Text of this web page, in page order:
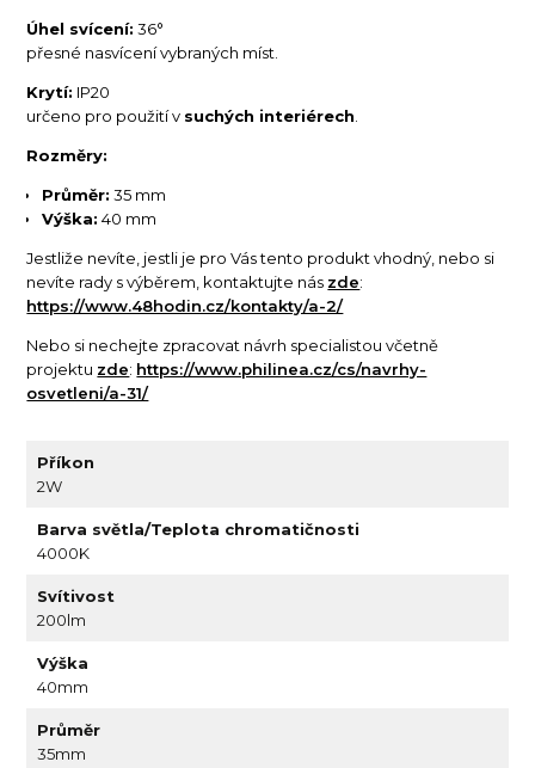
Úhel svícení: 36°
přesné nasvícení vybraných míst.
Krytí: IP20
určeno pro použití v suchých interiérech
Rozměry:
Průměr: 35 mm
Výška: 40 mm
Jestliže nevíte, jestli je pro Vás tento produkt vhodný, nebo si
nevíte rady s výběrem, kontaktujte nás zde:
https://www.48hodin.cz/kontakty/a-2/
Nebo si nechejte zpracovat návrh specialistou včetně
projektu zde: https://www.philinea.cz/cs/navrhy-
osvetleni/a-31/
Příkon
2W
Barva světla/Teplota chromatičnosti
4000K
Svítivost
200lm
Výška
40mm
Průměr
35mm